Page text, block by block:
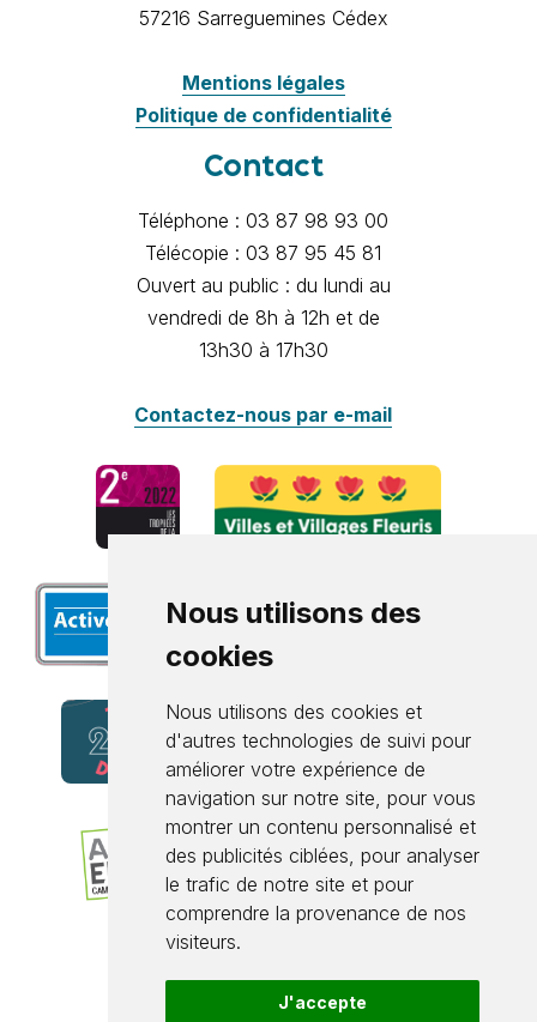
Nous utilisons des
cookies
Nous utilisons des cookies et
d'autres technologies de suivi pour
améliorer votre expérience de
navigation sur notre site, pour vous
montrer un contenu personnalisé et
des publicités ciblées, pour analyser
le trafic de notre site et pour
comprendre la provenance de nos
visiteurs.
J'accepte
57216 Sarreguemines Cédex
Mentions légales
Politique de confidentialité
Contact
Téléphone : 03 87 98 93 00
Télécopie : 03 87 95 45 81
Ouvert au public : du lundi au
vendredi de 8h à 12h et de
13h30 à 17h30
Contactez-nous par e-mail